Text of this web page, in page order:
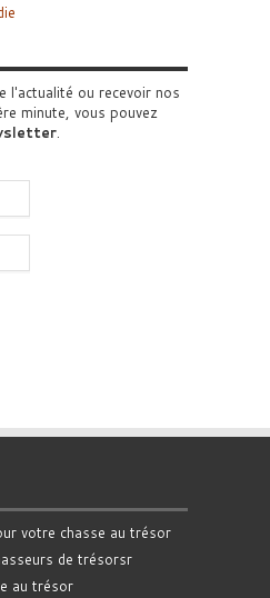
l'actualité ou recevoir nos
minute, vous pouvez
.
votre chasse au trésor
de trésorsr
au trésor